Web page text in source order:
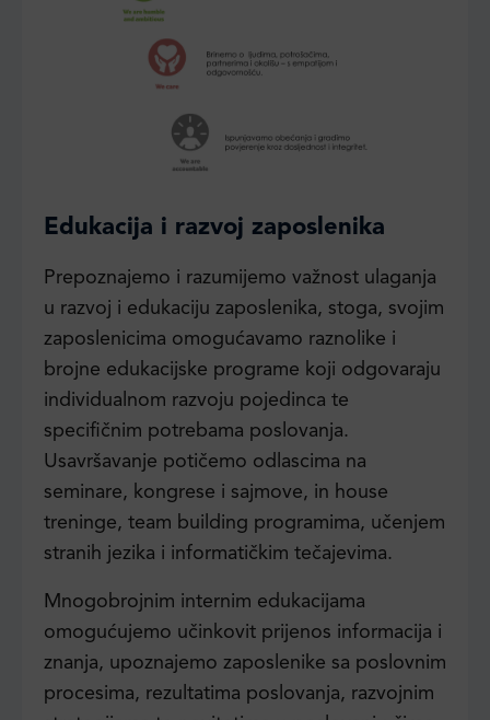
Edukacija i razvoj zaposlenika
Prepoznajemo i razumijemo važnost ulaganja
u razvoj i edukaciju zaposlenika, stoga, svojim
zaposlenicima omogućavamo raznolike i
brojne edukacijske programe koji odgovaraju
individualnom razvoju pojedinca te
specifičnim potrebama poslovanja.
Usavršavanje potičemo odlascima na
seminare, kongrese i sajmove, in house
treninge, team building programima, učenjem
stranih jezika i informatičkim tečajevima.
Mnogobrojnim internim edukacijama
omogućujemo učinkovit prijenos informacija i
znanja, upoznajemo zaposlenike sa poslovnim
procesima, rezultatima poslovanja, razvojnim